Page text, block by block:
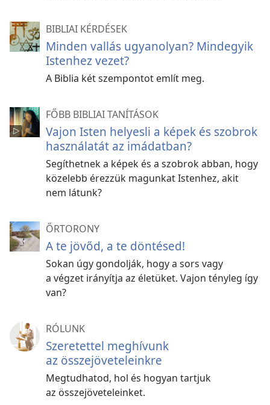
BIBLIAI KÉRDÉSEK
Minden vallás ugyanolyan? Mindegyik
Istenhez vezet?
A Biblia két szempontot említ meg.
FŐBB BIBLIAI TANÍTÁSOK
Vajon Isten helyesli a képek és szobrok
használatát az imádatban?
Segíthetnek a képek és a szobrok abban, hogy
közelebb érezzük magunkat Istenhez, akit
nem látunk?
ŐRTORONY
A te jövőd, a te döntésed!
Sokan úgy gondolják, hogy a sors vagy
a végzet irányítja az életüket. Vajon tényleg így
van?
RÓLUNK
Szeretettel meghívunk
az összejöveteleinkre
Megtudhatod, hol és hogyan tartjuk
az összejöveteleinket.